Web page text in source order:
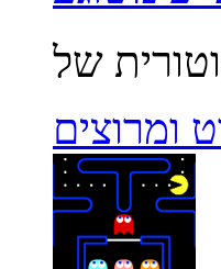
ומרוצים